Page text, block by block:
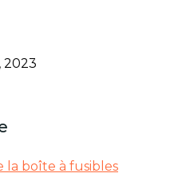
2023
la boîte à fusibles